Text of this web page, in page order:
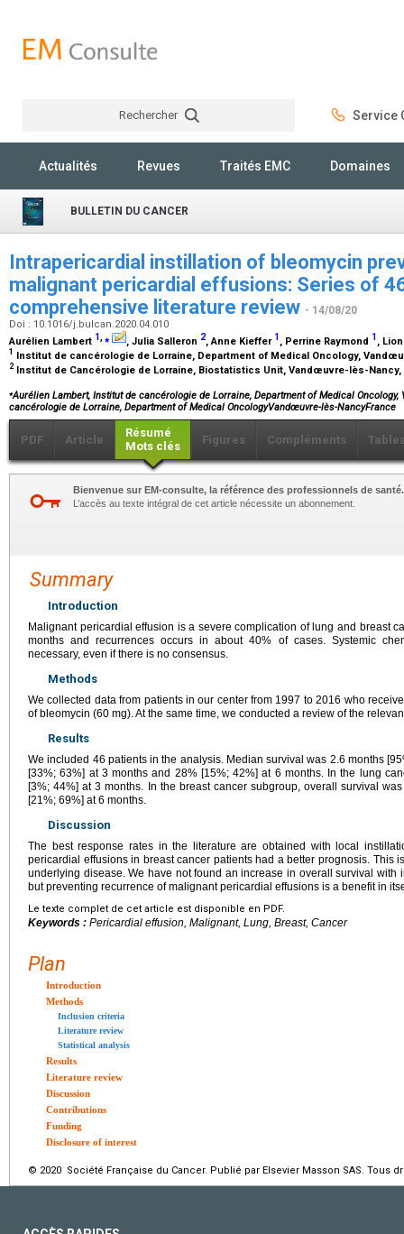
Rechercher Service
Actualités Revues Traités EMC Domaines
BULLETIN DU CANCER
Intrapericardial instillation of bleomycin
malignant pericardial effusions: Series of
comprehensive literature review - 14/08/20
Doi : 10.1016/j.bulcan.2020.04.010
Aurélien Lambert 1,⁎ , Julia Salleron 2, Anne Kieffer 1 , Perrine Raymond 1 ,
1 Institut de cancérologie de Lorraine, Department of Medical Oncology,
2 Institut de Cancérologie de Lorraine, Biostatistics Unit, Vandœuvre-lès-
⁎Aurélien Lambert, Institut de cancérologie de Lorraine, Department of Medical
cancérologie de Lorraine, Department of Medical OncologyVandœuvre-lès-NancyFrance
PDF Article
Résumé
Mots clés
Figures Compléments
Bienvenue sur EM-consulte, la référence des professionnels de santé.
L’accès au texte intégral de cet article nécessite un abonnement.
Summary
Introduction
Malignant pericardial effusion is a severe complication of lung and breast
months and recurrences occurs in about 40% of cases. Systemic
necessary, even if there is no consensus.
Methods
We collected data from patients in our center from 1997 to 2016 who
of bleomycin (60 mg). At the same time, we conducted a review of the
Results
We included 46 patients in the analysis. Median survival was 2.6 months
[33%; 63%] at 3 months and 28% [15%; 42%] at 6 months. In the lung
[3%; 44%] at 3 months. In the breast cancer subgroup, overall survival
[21%; 69%] at 6 months.
Discussion
The best response rates in the literature are obtained with local
pericardial effusions in breast cancer patients had a better prognosis. This
underlying disease. We have not found an increase in overall survival with
but preventing recurrence of malignant pericardial effusions is a benefit in
Le texte complet de cet article est disponible en PDF.
Keywords : Pericardial effusion, Malignant, Lung, Breast, Cancer
Plan
Introduction
Methods
Inclusion criteria
Literature review
Statistical analysis
Results
Literature review
Discussion
Contributions
Funding
Disclosure of interest
© 2020 Société Française du Cancer. Publié par Elsevier Masson SAS. Tous